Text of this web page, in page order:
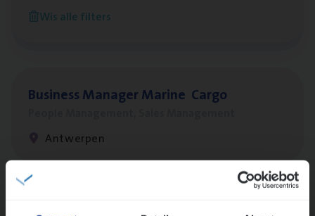
Wis alle filters
Antwerpen
Busi­ness Mana­ger Mari­ne Cargo
Antwerpen